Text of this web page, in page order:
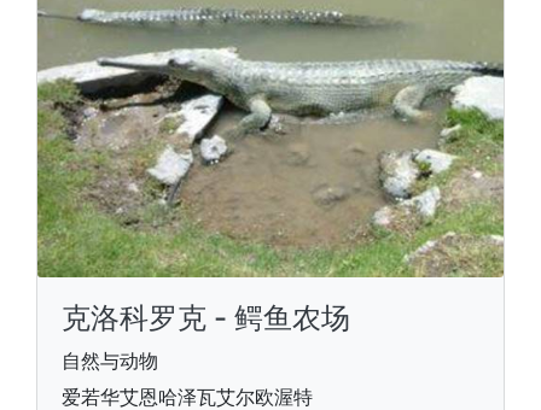
克洛科罗克 - 鳄鱼农场
自然与动物
爱若华艾恩哈泽瓦艾尔欧渥特